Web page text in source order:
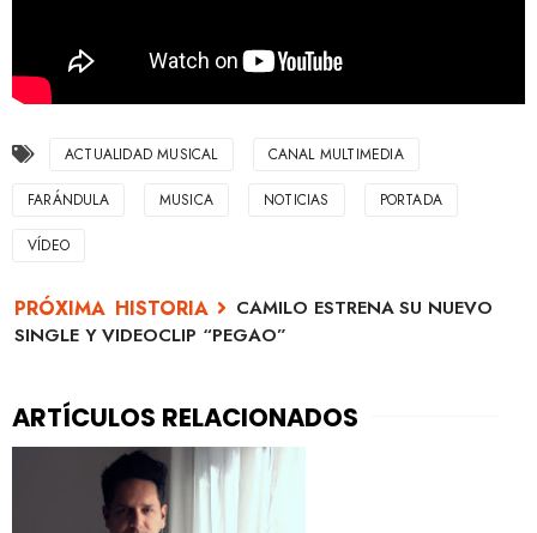
ACTUALIDAD MUSICAL CANAL MULTIMEDIA
FARÁNDULA MUSICA NOTICIAS PORTADA
VÍDEO
CAMILO ESTRENA SU NUEVO
SINGLE Y VIDEOCLIP “PEGAO”